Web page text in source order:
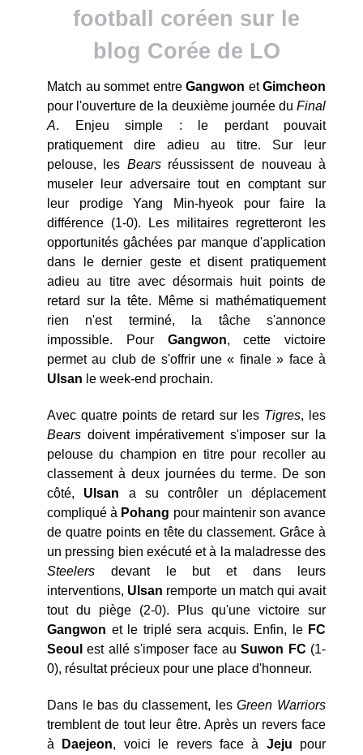
football coréen sur le
blog Corée de LO
Match au sommet entre Gangwon etGimcheon
pour l'ouverture de la deuxième journée du Final
A. Enjeu simple : le perdant pouvait
pratiquement dire adieu au titre. Sur leur
pelouse, les Bearsréussissent de nouveau à
museler leur adversaire tout en comptant sur
leur prodige Yang Min-hyeok pour faire la
différence (1-0). Les militaires regretteront les
opportunités gâchées par manque d'application
dans le dernier geste et disent pratiquement
adieu au titre avec désormais huit points de
retard sur la tête. Même si mathématiquement
rien n'est terminé, la tâche s'annonce
impossible. Pour Gangwon, cette victoire
permet au club de s'offrir une « finale » face à
Ulsan le week-end prochain.
Avec quatre points de retard sur les Tigres, les
Bears doivent impérativement s'imposer sur la
pelouse du champion en titre pour recoller au
classement à deux journées du terme. De son
côté, Ulsan a su contrôler un déplacement
compliqué à Pohang pour maintenir son avance
de quatre points en tête du classement. Grâce à
un pressing bien exécuté et à la maladresse des
Steelers devant le but et dans leurs
interventions, Ulsan remporte un match qui avait
tout du piège (2-0). Plus qu'une victoire sur
Gangwon et le triplé sera acquis. Enfin, leFC
Seoul est allé s'imposer face au Suwon FC (1-
0), résultat précieux pour une place d'honneur.
Dans le bas du classement, lesGreen Warriors
tremblent de tout leur être. Après un revers face
à
Daejeon, voici le revers face à Jeju pour